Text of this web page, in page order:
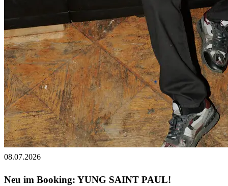
08.07.2026
Neu im Booking: YUNG SAINT PAUL!